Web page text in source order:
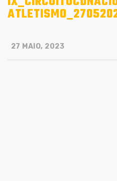
27 MAIO, 2023